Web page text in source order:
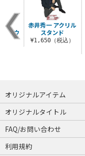
ン
ジ ウ
赤井秀一 アクリル
スタンド
¥1,650（税込）
オリジナルアイテム
つままれ
つかまれ
ピョコッテ
オリジナルタイトル
アイテムヤ
ミスカトニック大學購買部
FAQ/お問い合わせ
FAQ
お問い合わせ
利用規約